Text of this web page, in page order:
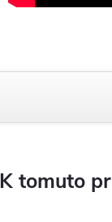
K tomuto